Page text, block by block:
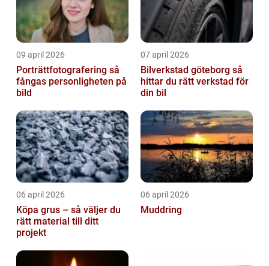
09 april 2026
Porträttfotografering så
fångas personligheten på
bild
07 april 2026
Bilverkstad göteborg så
hittar du rätt verkstad för
din bil
06 april 2026
Köpa grus – så väljer du
rätt material till ditt
projekt
06 april 2026
Muddring